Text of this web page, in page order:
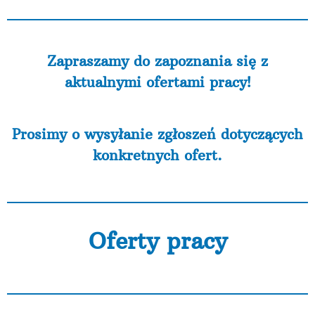
Zapraszamy do zapoznania się z
aktualnymi ofertami pracy!
Prosimy o wysyłanie zgłoszeń dotyczących
konkretnych ofert.
Oferty pracy